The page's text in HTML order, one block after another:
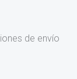
de envío